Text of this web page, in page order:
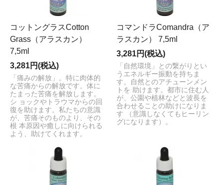
コットングラスCotton
Grass（アラスカン）
7,5ml
3,281円(税込)
「痛みの解放」。特に肉体的
な苦痛からの解放です。体に
たまった苦痛を解放します。
シ ョックやトラウマからの回
復を助けます。私たちの意識
が、苦痛そのものより、その
根 本原因や癒しに向けられる
よう、助けてくれます。
コマンドラComandra（ア
ラスカン） 7,5ml
3,281円(税込)
「自然環境」との繋がりとい
うエネルギー振動を持ちま
す。自然とのアチューンメン
トを 助けます。都市に住む人
が、公園や植林などと波長を
合わせることの助けになりま
す （意識しなくてもヒーリン
グになります）。